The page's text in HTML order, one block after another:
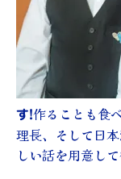
す!作ることも食
理長、そして日
しい話を用意し